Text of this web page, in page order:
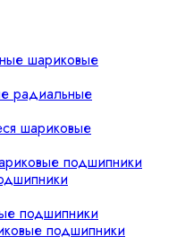
шариковые
радиальные
шариковые
подшипники
подшипники
подшипники